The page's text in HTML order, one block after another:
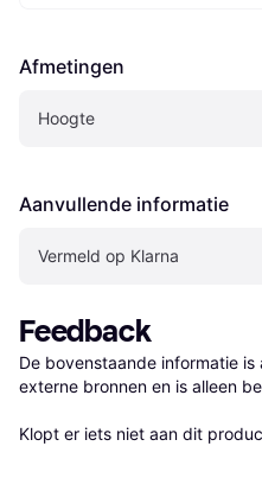
Afmetingen
Hoogte
Aanvullende informatie
Vermeld op Klarna
Feedback
De bovenstaande informatie
externe bronnen en is alleen
Klopt er iets niet aan dit